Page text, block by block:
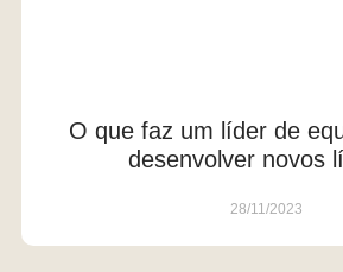
O que faz um líder de
desenvolver novos
28/11/2023